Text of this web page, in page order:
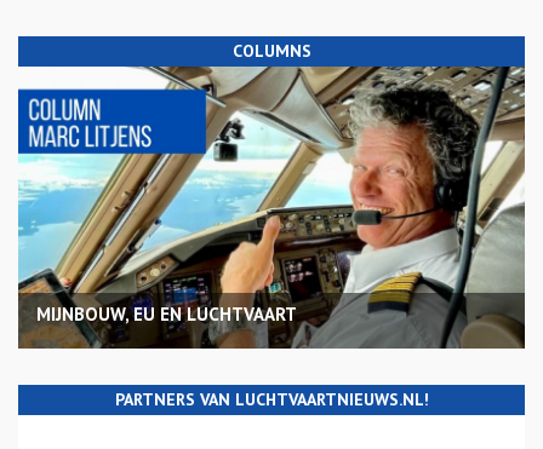
COLUMNS
MIJNBOUW, EU EN LUCHTVAART
PARTNERS VAN LUCHTVAARTNIEUWS.NL!